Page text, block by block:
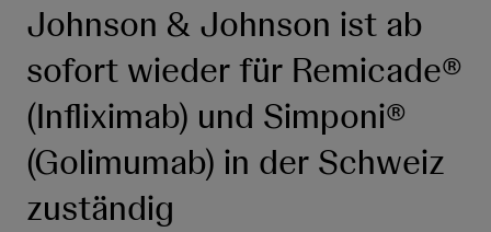
g
e
Johnson & Johnson ist ab
sofort wieder für Remicade®
(Infliximab) und Simponi®
(Golimumab) in der Schweiz
zuständig